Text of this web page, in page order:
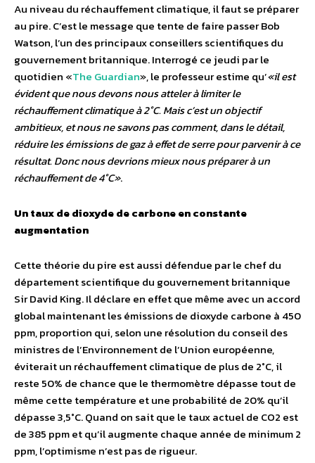
Au niveau du réchauffement climatique, il faut se préparer
au pire. C’est le message que tente de faire passer Bob
Watson, l’un des principaux conseillers scientifiques du
gouvernement britannique. Interrogé ce jeudi par le
quotidien «The Guardian», le professeur estime qu’«il est
évident que nous devons nous atteler à limiter le
réchauffement climatique à 2°C. Mais c’est un objectif
ambitieux, et nous ne savons pas comment, dans le détail,
réduire les émissions de gaz à effet de serre pour parvenir à ce
résultat. Donc nous devrions mieux nous préparer à un
réchauffement de 4°C».
Un taux de dioxyde de carbone en constante
augmentation
Cette théorie du pire est aussi défendue par le chef du
département scientifique du gouvernement britannique
Sir David King. Il déclare en effet que même avec un accord
global maintenant les émissions de dioxyde carbone à 450
ppm, proportion qui, selon une résolution du conseil des
ministres de l’Environnement de l’Union européenne,
éviterait un réchauffement climatique de plus de 2°C, il
reste 50% de chance que le thermomètre dépasse tout de
même cette température et une probabilité de 20% qu’il
dépasse 3,5°C. Quand on sait que le taux actuel de CO2 est
de 385 ppm et qu’il augmente chaque année de minimum 2
ppm, l’optimisme n’est pas de rigueur.